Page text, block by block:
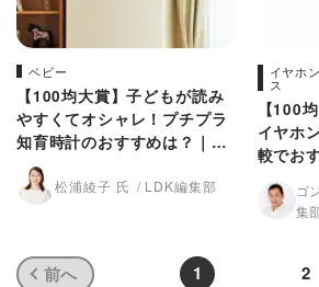
ベビー
【100均大賞】子どもが読み
やすくてオシャレ！プチプラ
知育時計のおすすめは？｜
『LDK』が比較
松浦綾子 氏 LDK編集部
イヤホ
ス
【100
イヤホ
較でお
ゴ
集
前へ 1 2